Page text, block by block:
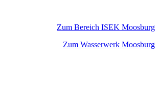
Zum Bereich ISEK Moosburg
Zum Wasserwerk Moosburg